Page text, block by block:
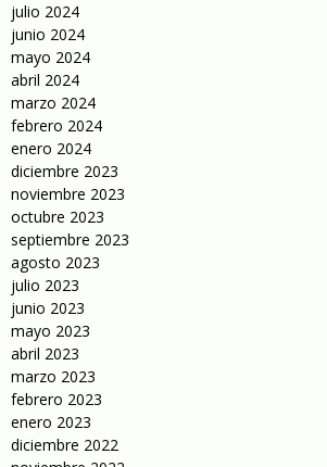
julio 2024
junio 2024
mayo 2024
abril 2024
marzo 2024
febrero 2024
enero 2024
diciembre 2023
noviembre 2023
octubre 2023
septiembre 2023
agosto 2023
julio 2023
junio 2023
mayo 2023
abril 2023
marzo 2023
febrero 2023
enero 2023
diciembre 2022